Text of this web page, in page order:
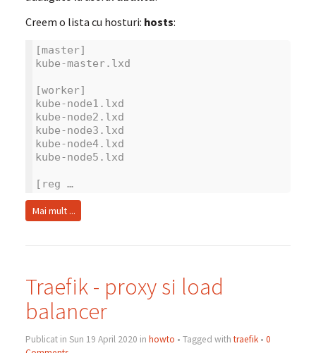
Creem o lista cu hosturi: hosts:
[master]
kube-master.lxd
[worker]
kube-node1.lxd
kube-node2.lxd
kube-node3.lxd
kube-node4.lxd
kube-node5.lxd
[reg …
Mai mult ...
Traefik - proxy si load
balancer
Publicat in Sun 19 April 2020 in howto • Tagged with traefik• 0